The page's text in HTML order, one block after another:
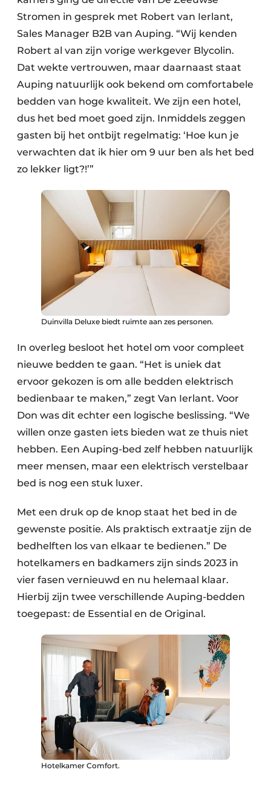
Stromen in gesprek met Robert van Ierlant,
Sales Manager B2B van Auping. “Wij kenden
Robert al van zijn vorige werkgever Blycolin.
Dat wekte vertrouwen, maar daarnaast staat
Auping natuurlijk ook bekend om comfortabele
bedden van hoge kwaliteit. We zijn een hotel,
dus het bed moet goed zijn. Inmiddels zeggen
gasten bij het ontbijt regelmatig: ‘Hoe kun je
verwachten dat ik hier om 9 uur ben als het bed
zo lekker ligt?!’”
Duinvilla Deluxe biedt ruimte aan zes personen.
In overleg besloot het hotel om voor compleet
nieuwe bedden te gaan. “Het is uniek dat
ervoor gekozen is om alle bedden elektrisch
bedienbaar te maken,” zegt Van Ierlant. Voor
Don was dit echter een logische beslissing. “We
willen onze gasten iets bieden wat ze thuis niet
hebben. Een Auping-bed zelf hebben natuurlijk
meer mensen, maar een elektrisch verstelbaar
bed is nog een stuk luxer.
Met een druk op de knop staat het bed in de
gewenste positie. Als praktisch extraatje zijn de
bedhelften los van elkaar te bedienen.” De
hotelkamers en badkamers zijn sinds 2023 in
vier fasen vernieuwd en nu helemaal klaar.
Hierbij zijn twee verschillende Auping-bedden
toegepast: de Essential en de Original.
Hotelkamer Comfort.